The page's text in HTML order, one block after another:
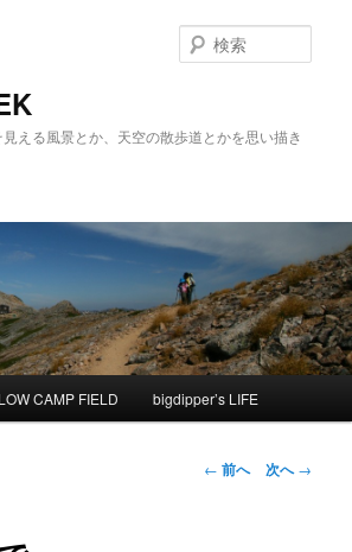
える風景とか、天空の散歩道とかを思い描き
索
CAMP FIELD bigdipper’s LIFE
投
← 前へ 次へ→